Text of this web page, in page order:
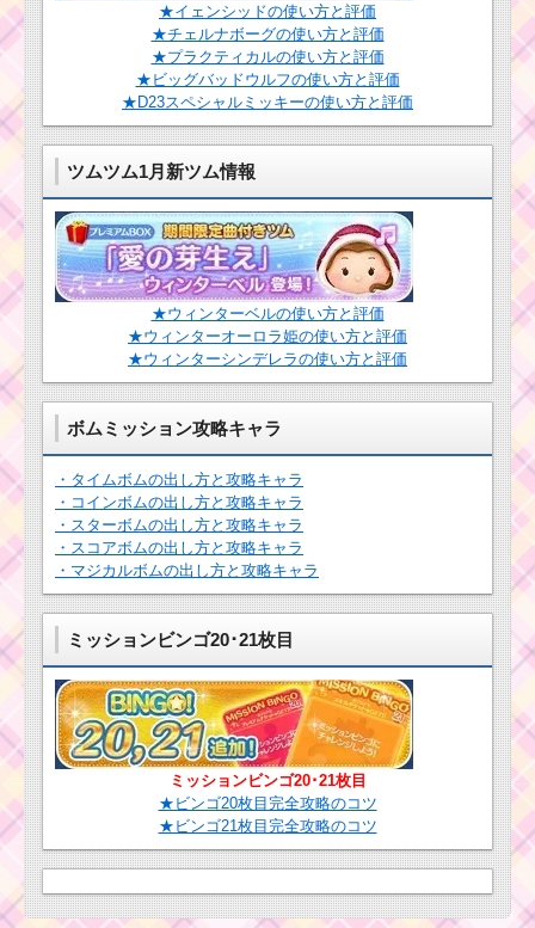
★イェンシッドの使い方と評価
★チェルナボーグの使い方と評価
★プラクティカルの使い方と評価
★ビッグバッドウルフの使い方と評価
★D23スペシャルミッキーの使い方と評価
ツムツム1月新ツム情報
★ウィンターベルの使い方と評価
★ウィンターオーロラ姫の使い方と評価
★ウィンターシンデレラの使い方と評価
ボムミッション攻略キャラ
・タイムボムの出し方と攻略キャラ
・コインボムの出し方と攻略キャラ
・スターボムの出し方と攻略キャラ
・スコアボムの出し方と攻略キャラ
・マジカルボムの出し方と攻略キャラ
ミッションビンゴ20･21枚目
ミッションビンゴ20･21枚目
★ビンゴ20枚目完全攻略のコツ
★ビンゴ21枚目完全攻略のコツ